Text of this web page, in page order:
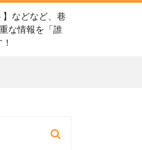
】などなど、巷
な情報を「誰